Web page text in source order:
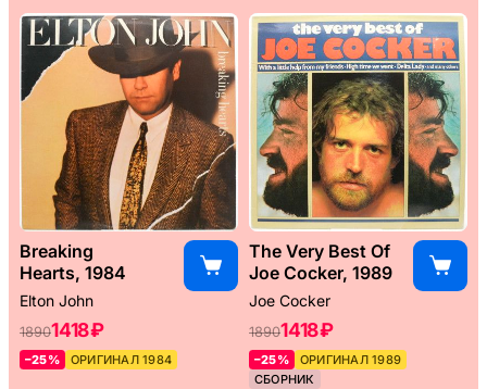
Breaking
Hearts, 1984
Elton John
18901418 ₽
–25% ОРИГИНАЛ 1984
The Very Best Of
Joe Cocker, 1989
Joe Cocker
18901418 ₽
–25%
ОРИГИНАЛ 1989
СБОРНИК